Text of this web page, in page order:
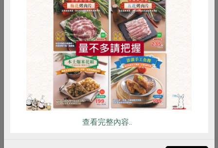
議題講座
居家也能練肌力!!
時間 2026-09-12
14:00-16:00
地點 合作社站所 - 苓雅站
RPET 食譜 減硝酸鹽
雞蛋 食安 共同購買
查看完整內容..